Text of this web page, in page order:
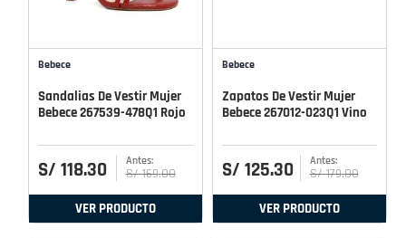
Bebece
Sandalias De Vestir Mujer
Bebece 267539-478Q1 Rojo
S/ 118.30 S/ 169.00
VER PRODUCTO
Bebece
Zapatos De Vestir Mujer
Bebece 267012-023Q1 Vino
S/ 125.30 S/ 179.00
VER PRODUCTO